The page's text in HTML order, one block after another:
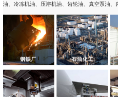
油、冷冻机油、压溶机油、齿轮油、真空泵油、